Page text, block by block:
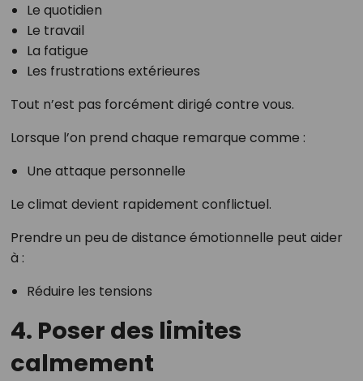
Le quotidien
Le travail
La fatigue
Les frustrations extérieures
Tout n’est pas forcément dirigé contre vous.
Lorsque l’on prend chaque remarque comme :
Une attaque personnelle
Le climat devient rapidement conflictuel.
Prendre un peu de distance émotionnelle peut aider
à :
Réduire les tensions
4. Poser des limites
calmement